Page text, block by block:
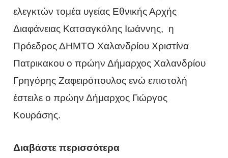
ελεγκτών τομέα υγείας Εθνικής Αρχής
Διαφάνειας Κατσαγκόλης Ιωάννης, η
Πρόεδρος ΔΗΜΤΟ Χαλανδρίου Χριστίνα
Πατρικακου ο πρώην Δήμαρχος Χαλανδρίου
Γρηγόρης Ζαφειρόπουλος ενώ επιστολή
έστειλε ο πρώην Δήμαρχος Γιώργος
Κουράσης.
Διαβάστε περισσότερα